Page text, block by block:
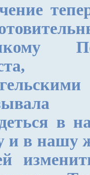
в
и в нашу